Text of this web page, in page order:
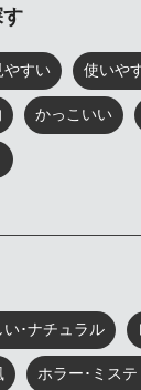
やすい 使いや
かっこいい
い･ナチュラル
ホラー･ミステ